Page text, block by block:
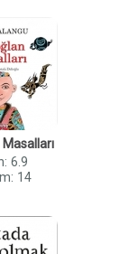
6.9
14